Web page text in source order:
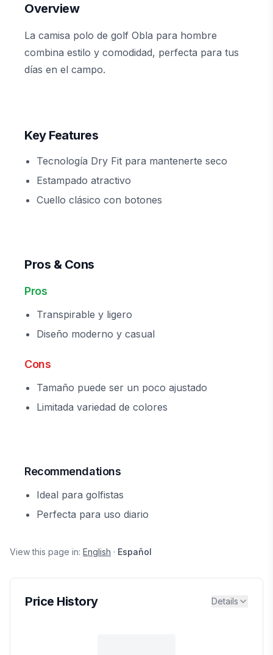
Overview
La camisa polo de golf Obla para hombre
combina estilo y comodidad, perfecta para tus
días en el campo.
Key Features
Tecnología Dry Fit para mantenerte seco
Estampado atractivo
Cuello clásico con botones
Pros & Cons
Pros
Transpirable y ligero
Diseño moderno y casual
Cons
Tamaño puede ser un poco ajustado
Limitada variedad de colores
Recommendations
Ideal para golfistas
Perfecta para uso diario
View this page in: English · Español
Price History Details